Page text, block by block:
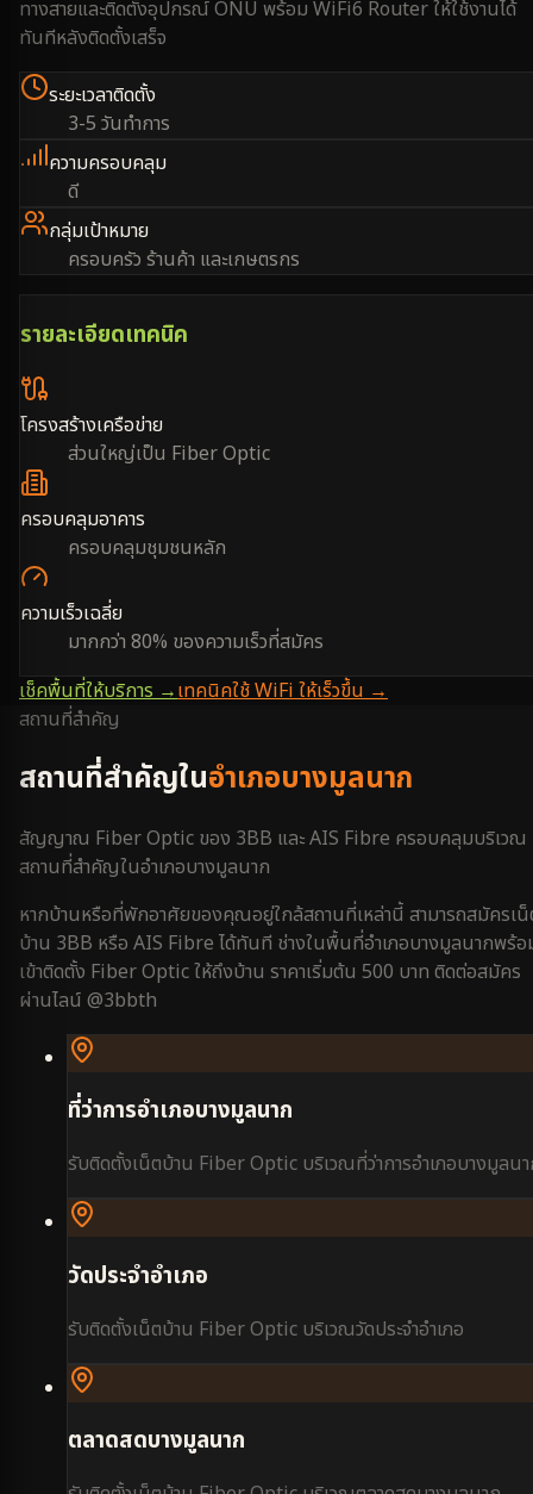
ทางสายและติดตั้งอุปกรณ์ ONU พร้อม WiFi6 Router ให้ใช้งานได้
ทันทีหลังติดตั้งเสร็จ
ระยะเวลาติดตั้ง
3-5 วันทำการ
ความครอบคลุม
ดี
กลุ่มเป้าหมาย
ครอบครัว ร้านค้า และเกษตรกร
รายละเอียดเทคนิค
โครงสร้างเครือข่าย
ส่วนใหญ่เป็น Fiber Optic
ครอบคลุมอาคาร
ครอบคลุมชุมชนหลัก
ความเร็วเฉลี่ย
มากกว่า 80% ของความเร็วที่สมัคร
เช็คพื้นที่ให้บริการ →เทคนิคใช้ WiFi ให้เร็วขึ้น →
สถานที่สำคัญ
สถานที่สำคัญในอำเภอบางมูลนาก
สัญญาณ Fiber Optic ของ 3BB และ AIS Fibre ครอบคลุมบริเวณ
สถานที่สำคัญในอำเภอบางมูลนาก
หากบ้านหรือที่พักอาศัยของคุณอยู่ใกล้สถานที่เหล่านี้ สามารถสมัครเ
บ้าน 3BB หรือ AIS Fibre ได้ทันที ช่างในพื้นที่อำเภอบางมูลนากพร้อ
เข้าติดตั้ง Fiber Optic ให้ถึงบ้าน ราคาเริ่มต้น 500 บาท ติดต่อสมัคร
ผ่านไลน์ @3bbth
ที่ว่าการอำเภอบางมูลนาก
รับติดตั้งเน็ตบ้าน Fiber Optic บริเวณที่ว่าการอำเภอบางมูลน
วัดประจำอำเภอ
รับติดตั้งเน็ตบ้าน Fiber Optic บริเวณวัดประจำอำเภอ
ตลาดสดบางมูลนาก